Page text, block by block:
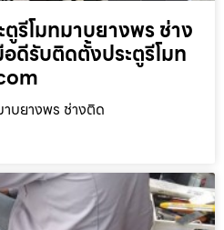
รีโมทมาบยางพร ช่าง
ดีรับติดตั้งประตูรีโมท
าบยางพร ช่างติด